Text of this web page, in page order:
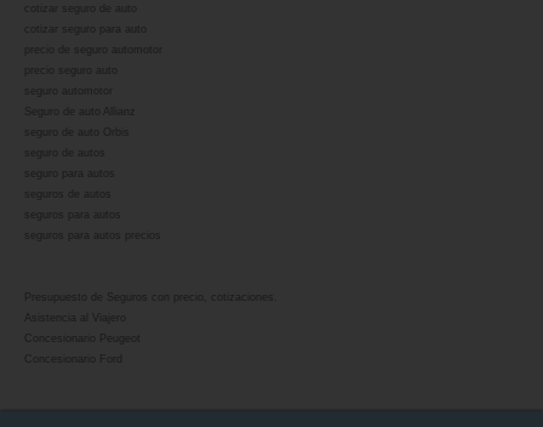
cotizar seguro de auto
cotizar seguro para auto
Seguro de auto Allianz
Presupuesto de Seguros con precio, cotizaciones.